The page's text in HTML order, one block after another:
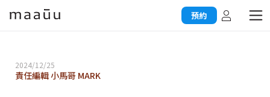
預約
2024/12/25
責任編輯 小馬哥 MARK